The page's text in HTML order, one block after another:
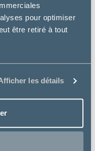
pour optimiser
être retiré à tout
les détails